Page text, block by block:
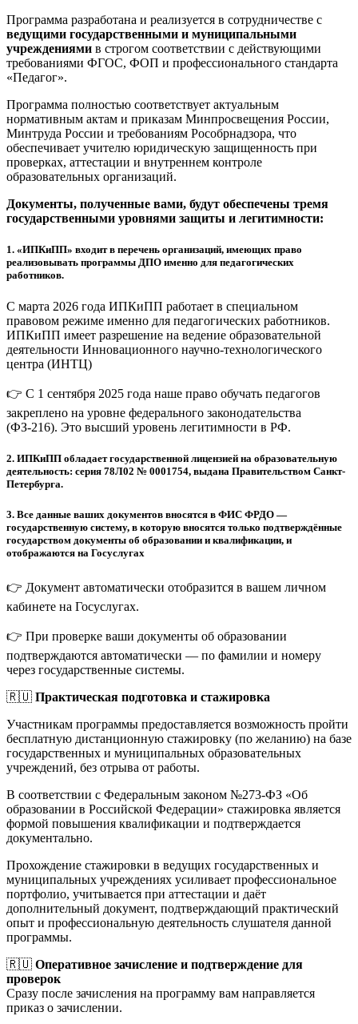
Программа разработана и реализуется в сотрудничестве с
ведущими государственными и муниципальными
учреждениями в строгом соответствии с действующими
требованиями ФГОС, ФОП и профессионального стандарта
«Педагог».
Программа полностью соответствует актуальным
нормативным актам и приказам Минпросвещения России,
Минтруда России и требованиям Рособрнадзора, что
обеспечивает учителю юридическую защищенность при
проверках, аттестации и внутреннем контроле
образовательных организаций.
Документы, полученные вами, будут обеспечены тремя
государственными уровнями защиты и легитимности:
1. «ИПКиПП» входит в перечень организаций, имеющих право
реализовывать программы ДПО именно для педагогических
работников.
С марта 2026 года ИПКиПП работает в специальном
правовом режиме именно для педагогических работников.
ИПКиПП имеет разрешение на ведение образовательной
деятельности Инновационного научно-технологического
центра (ИНТЦ)
👉 С 1 сентября 2025 года наше право обучать педагогов
закреплено на уровне федерального законодательства
(ФЗ-216). Это высший уровень легитимности в РФ.
2. ИПКиПП обладает государственной лицензией на образовательную
деятельность: серия 78Л02 № 0001754, выдана Правительством Санкт-
Петербурга.
3. Все данные ваших документов вносятся в ФИС ФРДО —
государственную систему, в которую вносятся только подтверждённые
государством документы об образовании и квалификации, и
отображаются на Госуслугах
👉 Документ автоматически отобразится в вашем личном
кабинете на Госуслугах.
👉 При проверке ваши документы об образовании
подтверждаются автоматически — по фамилии и номеру
через государственные системы.
🇷🇺 Практическая подготовка и стажировка
Участникам программы предоставляется возможность пройти
бесплатную дистанционную стажировку (по желанию) на базе
государственных и муниципальных образовательных
учреждений, без отрыва от работы.
В соответствии с Федеральным законом №273-ФЗ «Об
образовании в Российской Федерации» стажировка является
формой повышения квалификации и подтверждается
документально.
Прохождение стажировки в ведущих государственных и
муниципальных учреждениях усиливает профессиональное
портфолио, учитывается при аттестации и даёт
дополнительный документ, подтверждающий практический
опыт и профессиональную деятельность слушателя данной
программы.
🇷🇺 Оперативное зачисление и подтверждение для
проверок
Сразу после зачисления на программу вам направляется
приказ о зачислении.